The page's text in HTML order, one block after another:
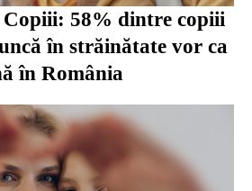
58% dintre copiii
în străinătate vor ca
în România